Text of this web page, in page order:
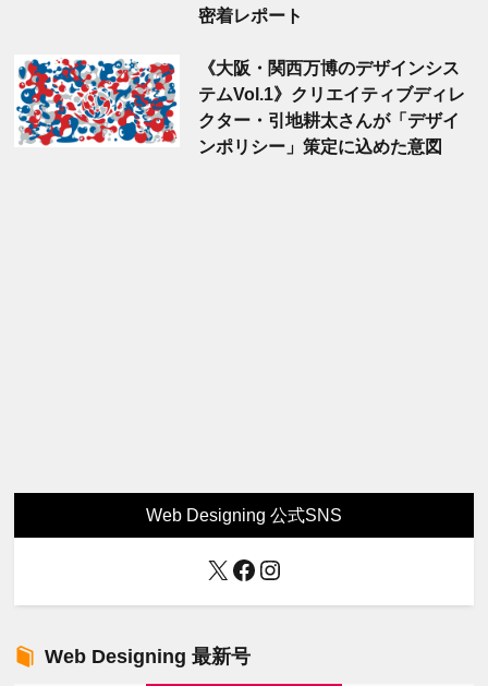
密着レポート
《大阪・関西万博のデザインシス
テムVol.1》クリエイティブディレ
クター・引地耕太さんが「デザイ
ンポリシー」策定に込めた意図
Web Designing 公式SNS
X Facebook
Instagram
Web Designing 最新号